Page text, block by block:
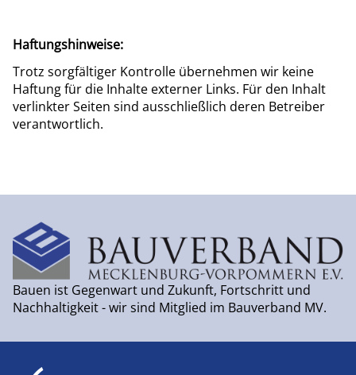
Haftungshinweise:
Trotz sorgfältiger Kontrolle übernehmen wir keine
Haftung für die Inhalte externer Links. Für den Inhalt
verlinkter Seiten sind ausschließlich deren Betreiber
verantwortlich.
Bauen ist Gegenwart und Zukunft, Fortschritt und
Nachhaltigkeit - wir sind Mitglied im Bauverband MV.